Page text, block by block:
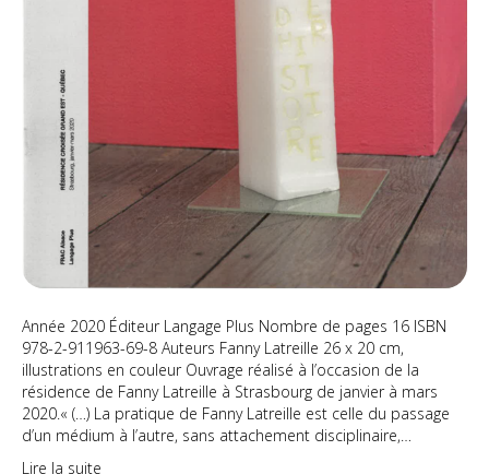
Année 2020 Éditeur Langage Plus Nombre de pages 16 ISBN
978-2-911963-69-8 Auteurs Fanny Latreille 26 x 20 cm,
illustrations en couleur Ouvrage réalisé à l’occasion de la
résidence de Fanny Latreille à Strasbourg de janvier à mars
2020.« (…) La pratique de Fanny Latreille est celle du passage
d’un médium à l’autre, sans attachement disciplinaire,…
Lire la suite